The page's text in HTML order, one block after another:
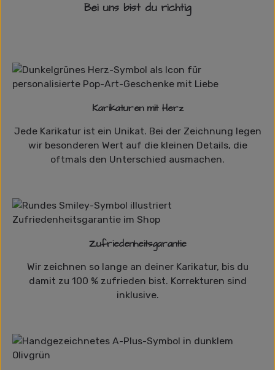
Bei uns bist du richtig
Karikaturen mit Herz
Jede Karikatur ist ein Unikat. Bei der Zeichnung legen
wir besonderen Wert auf die kleinen Details, die
oftmals den Unterschied ausmachen.
Zufriedenheitsgarantie
Wir zeichnen so lange an deiner Karikatur, bis du
damit zu 100 % zufrieden bist. Korrekturen sind
inklusive.